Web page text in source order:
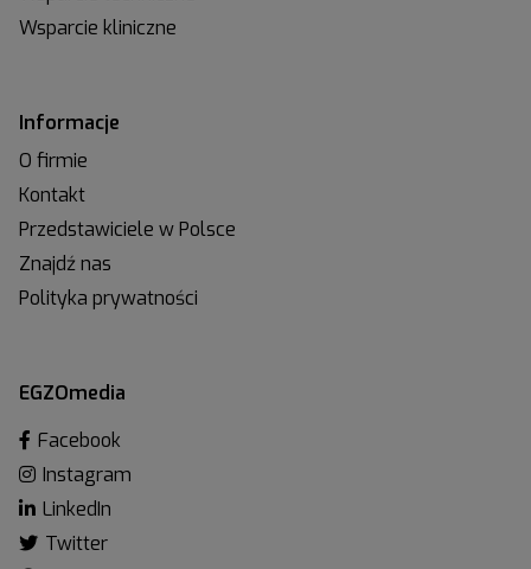
Wsparcie kliniczne
Informacje
O firmie
Kontakt
Przedstawiciele w Polsce
Znajdź nas
Polityka prywatności
EGZOmedia
Facebook
Instagram
LinkedIn
Twitter